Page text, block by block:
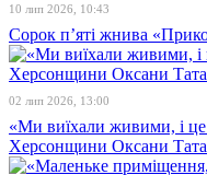
10 лип 2026, 10:43
Сорок п’яті жнива
02 лип 2026, 13:00
«Ми виїхали живими, і це
Херсонщини Оксани